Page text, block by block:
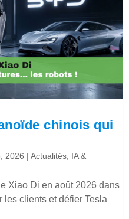
chinois qui
2026 |Actualités IA &
Xiao Di en août 2026 dans
clients et défier Tesla